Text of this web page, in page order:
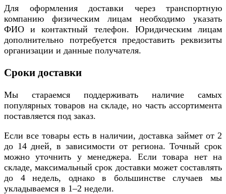
Для оформления доставки через транспортную
компанию физическим лицам необходимо указать
ФИО и контактный телефон. Юридическим лицам
дополнительно потребуется предоставить реквизиты
организации и данные получателя.
Сроки доставки
Мы стараемся поддерживать наличие самых
популярных товаров на складе, но часть ассортимента
поставляется под заказ.
Если все товары есть в наличии, доставка займет от 2
до 14 дней, в зависимости от региона. Точный срок
можно уточнить у менеджера. Если товара нет на
складе, максимальный срок доставки может составлять
до 4 недель, однако в большинстве случаев мы
укладываемся в 1–2 недели.